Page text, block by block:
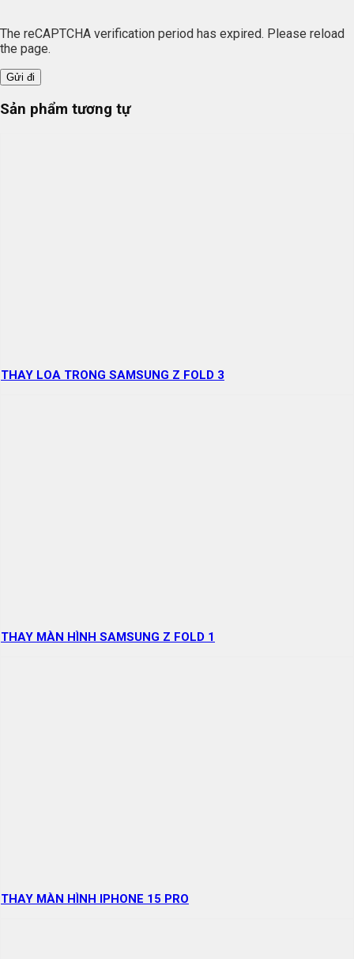
The reCAPTCHA verification period has expired. Please reload
the page.
Sản phẩm tương tự
THAY LOA TRONG SAMSUNG Z FOLD 3
THAY MÀN HÌNH SAMSUNG Z FOLD 1
THAY MÀN HÌNH IPHONE 15 PRO